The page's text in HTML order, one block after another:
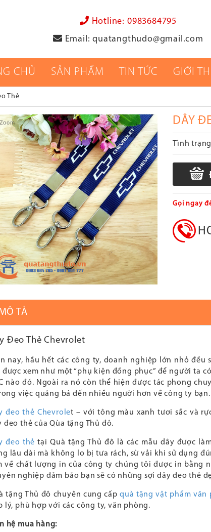
Hotline: 0983684795
Email:quatangthudo@gmail.com
CHỦ SẢN PHẨM TIN TỨC GIỚI
Thẻ
DÂY
Tình
Gọi ngay
TẢ
Đeo Thẻ Chevrolet
nay, hầu hết các công ty, doanh nghiệp lớn nhỏ đều
được xem như một “phụ kiện đồng phục” để người ta
nào đó. Ngoài ra nó còn thể hiện được tác phong
việc quảng bá đến nhiều người hơn về công ty bạn.
đeo thẻ Chevrolet – với tông màu xanh tươi sắc và
đeo thẻ của Qùa tặng Thủ đô.
đeo thẻ tại Quà tặng Thủ đô là các mẫu dây được
lâu dài mà không lo bị tưa rách, sừ vải khi sử dụng
về chất lượng in của công ty chúng tôi được in bằng
nghiệp đảm bảo bạn sẽ có những sợi dây đeo thẻ
tặng Thủ đô chuyên cung cấpquà tặng vật phẩm văn
lý, phù hợp với các công ty, văn phòng.
hệ mua hàng: